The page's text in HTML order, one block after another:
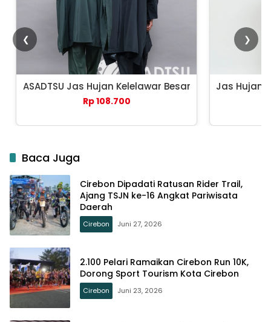
❮
ASADTSU Jas Hujan Kelelawar Besar
Rp 108.700
Jas Hujan
❯
Baca Juga
Cirebon Dipadati Ratusan Rider Trail,
Ajang TSJN ke-16 Angkat Pariwisata
Daerah
Cirebon Juni 27, 2026
2.100 Pelari Ramaikan Cirebon Run 10K,
Dorong Sport Tourism Kota Cirebon
Cirebon Juni 23, 2026